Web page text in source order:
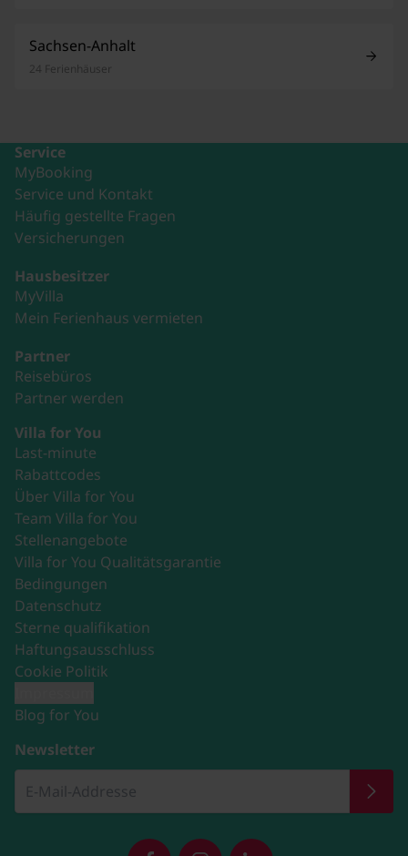
Sachsen-Anhalt
24 Ferienhäuser
Service
MyBooking
Service und Kontakt
Häufig gestellte Fragen
Versicherungen
Hausbesitzer
MyVilla
Mein Ferienhaus vermieten
Partner
Reisebüros
Partner werden
Villa for You
Last-minute
Rabattcodes
Über Villa for You
Team Villa for You
Stellenangebote
Villa for You Qualitätsgarantie
Bedingungen
Datenschutz
Sterne qualifikation
Haftungsausschluss
Cookie Politik
Blog for You
Newsletter